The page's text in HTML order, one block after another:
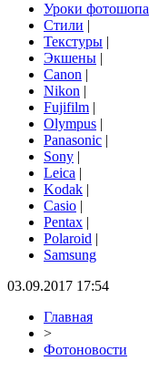
Уроки фотошопа
Стили |
Текстуры |
Экшены |
Canon |
Nikon |
Fujifilm |
Olympus |
Panasonic |
Sony |
Leica |
Kodak |
Casio |
Pentax |
Polaroid |
Samsung
03.09.2017 17:54
Главная
>
Фотоновости